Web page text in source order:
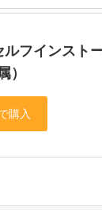
フインスト
）